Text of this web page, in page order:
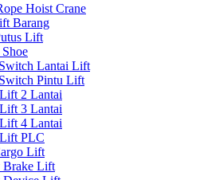
Hoist Crane
Barang
Lift
Lantai Lift
Pintu Lift
2 Lantai
3 Lantai
4 Lantai
PLC
Lift
Brake Lift